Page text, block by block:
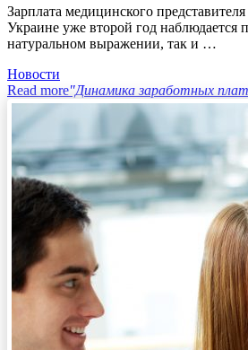
Зарплата медицинского
Украине уже второй год
натуральном выражении, так и …
Новости
Read more"Динамика заработных